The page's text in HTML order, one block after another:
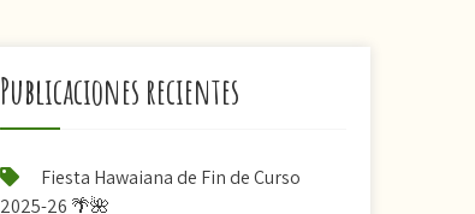
Publicaciones recientes
Fiesta Hawaiana de Fin de Curso
2025-26 🌴🌺